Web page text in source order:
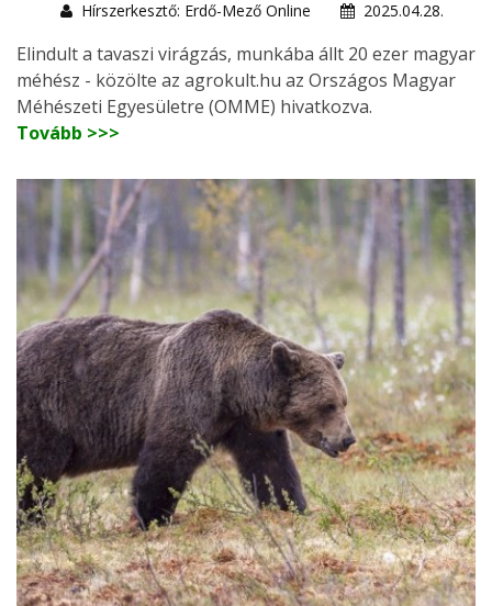
Hírszerkesztő: Erdő-Mező Online 2025.04.28.
Elindult a tavaszi virágzás, munkába állt 20 ezer magyar
méhész - közölte az agrokult.hu az Országos Magyar
Méhészeti Egyesületre (OMME) hivatkozva.
Tovább >>>